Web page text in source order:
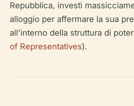
Repubblica, investì
alloggio per affermare la sua
all'interno della struttura di
of Representatives).